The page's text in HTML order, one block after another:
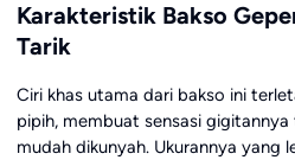
Karakteristik Bakso
Tarik
Ciri khas utama dari bakso ini
pipih, membuat sensasi
mudah dikunyah. Ukurannya yang